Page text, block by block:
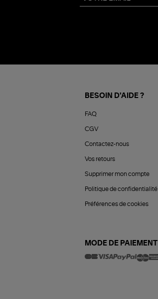
BESOIN D'AIDE ?
FAQ
CGV
Contactez-nous
Vos retours
Supprimer mon compte
Politique de confidentialité
Préférences de cookies
MODE DE PAIEMENT